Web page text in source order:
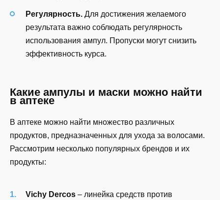
Регулярность. Для достижения желаемого
результата важно соблюдать регулярность
использования ампул. Пропуски могут снизить
эффективность курса.
Какие ампулы и маски можно найти
в аптеке
В аптеке можно найти множество различных
продуктов, предназначенных для ухода за волосами.
Рассмотрим несколько популярных брендов и их
продукты:
Vichy Dercos – линейка средств против